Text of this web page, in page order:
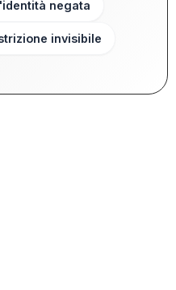
negata
invisibile